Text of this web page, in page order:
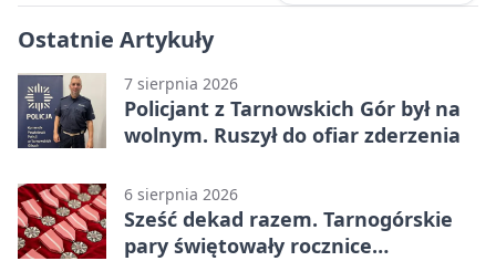
Ostatnie Artykuły
7 sierpnia 2026
Policjant z Tarnowskich Gór był na
wolnym. Ruszył do ofiar zderzenia
6 sierpnia 2026
Sześć dekad razem. Tarnogórskie
pary świętowały rocznice